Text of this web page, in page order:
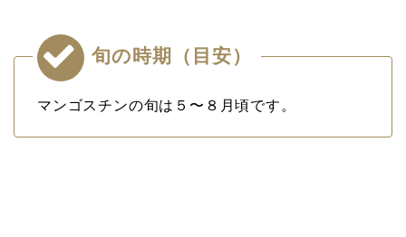
旬の時期（目安）
マンゴスチンの旬は５〜８月頃です。